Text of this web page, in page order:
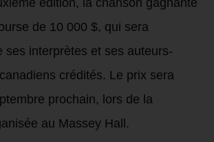
édition, la chanson gagnante
de 10 000 $, qui sera
ses interprètes et ses auteurs-
crédités. Le prix sera
prochain, lors de la
au Massey Hall.